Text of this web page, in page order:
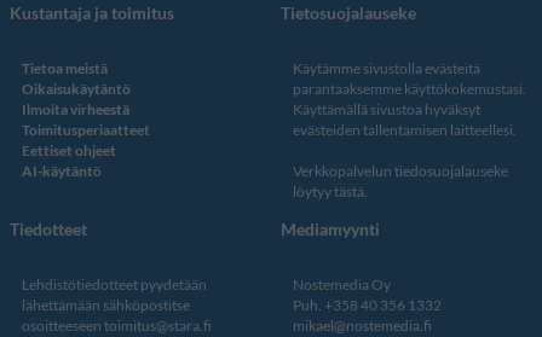
Kustantaja ja toimitus
Tietoa meistä
Oikaisukäytäntö
Ilmoita virheestä
Toimitusperiaatteet
Eettiset ohjeet
AI-käytäntö
Tietosuojalauseke
Käytämme sivustolla evästeitä
parantaaksemme käyttökokemustasi.
Käyttämällä sivustoa hyväksyt
evästeiden tallentamisen laitteellesi.
Verkkopalvelun tiedosuojalauseke
löytyy tästä
Tiedotteet
Lehdistötiedotteet pyydetään
lähettämään sähköpostitse
osoitteeseen toimitus@stara.fi
Mediamyynti
Nostemedia Oy
Puh. +358 40 356 1332
mikael@nostemedia.fi